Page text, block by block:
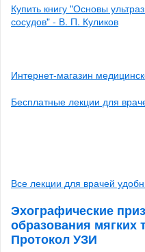
Купить книгу "Основы
сосудов" - В. П. Куликов
Интернет-магазин
Бесплатные лекции для
Все лекции для врачей
Эхографические
образования мягких
Протокол УЗИ